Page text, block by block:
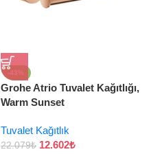
-43%
Grohe Atrio Tuvalet Kağıtlığı,
Warm Sunset
Tuvalet Kağıtlık
22.079₺ 12.602₺